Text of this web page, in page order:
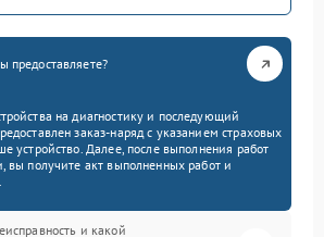
предоставляете?
на диагностику и последующий
заказ-наряд с указанием страховых
устройство. Далее, после выполнения работ
вы получите акт выполненных работ и
и какой